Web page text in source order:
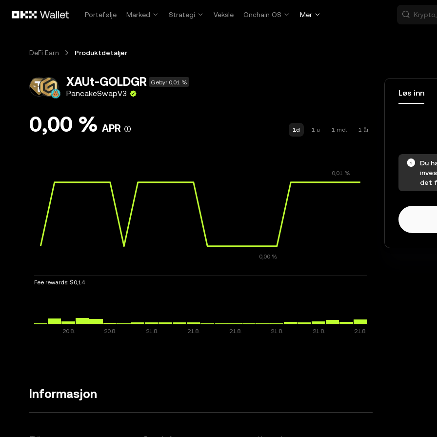
Portefølje
Marked Strategi Veksle Onchain OS Mer
DeFi Earn Produktdetaljer
XAUt-GOLDGR Gebyr 0,01 %
PancakeSwapV3
0,00 % APR 1d 1 u 1 md. 1 år
Fee rewards: $0,14
Informasjon
Løs inn
Du
det